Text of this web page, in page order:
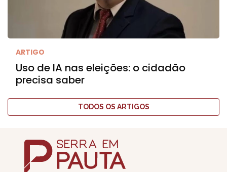
ARTIGO
Uso de IA nas eleições: o cidadão
precisa saber
TODOS OS ARTIGOS